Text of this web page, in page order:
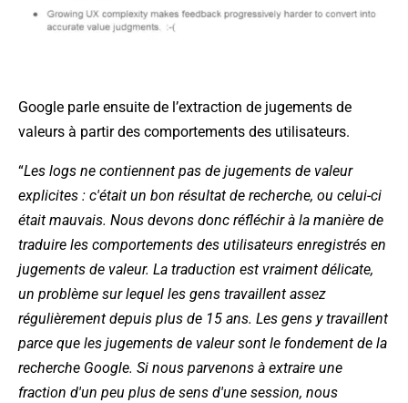
Google parle ensuite de l’extraction de jugements de
valeurs à partir des comportements des utilisateurs.
“Les logs ne contiennent pas de jugements de valeur
explicites : c'était un bon résultat de recherche, ou celui-ci
était mauvais. Nous devons donc réfléchir à la manière de
traduire les comportements des utilisateurs enregistrés en
jugements de valeur. La traduction est vraiment délicate,
un problème sur lequel les gens travaillent assez
régulièrement depuis plus de 15 ans. Les gens y travaillent
parce que les jugements de valeur sont le fondement de la
recherche Google. Si nous parvenons à extraire une
fraction d'un peu plus de sens d'une session, nous